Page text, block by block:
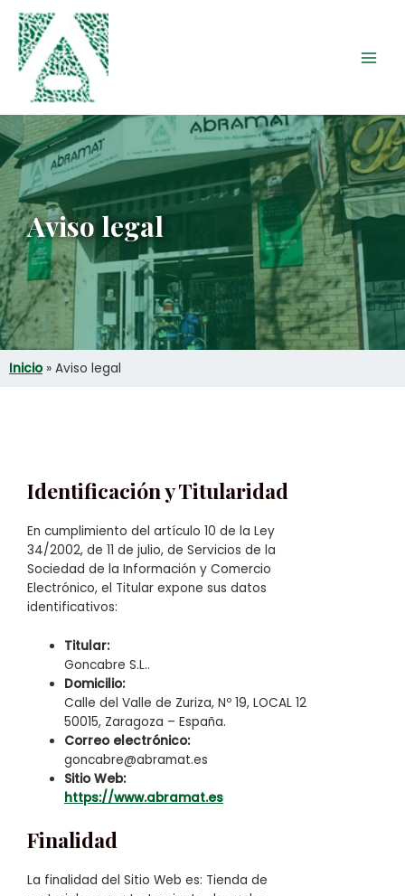
contenido
Aviso legal
Inicio» Aviso legal
Identificación y Titularidad
En cumplimiento del artículo 10 de la Ley
34/2002, de 11 de julio, de Servicios de la
Sociedad de la Información y Comercio
Electrónico, el Titular expone sus datos
identificativos:
Titular:
Goncabre S.L..
Domicilio:
Calle del Valle de Zuriza, Nº 19, LOCAL 12
50015, Zaragoza – España.
Correo electrónico:
goncabre@abramat.es
Sitio Web:
https://www.abramat.es
Finalidad
La finalidad del Sitio Web es: Tienda de